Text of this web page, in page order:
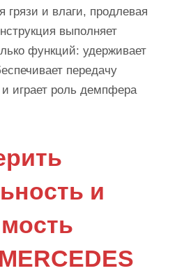
грязи и влаги, продлевая
выполняет
функций: удерживает
передачу
играет роль демпфера
и